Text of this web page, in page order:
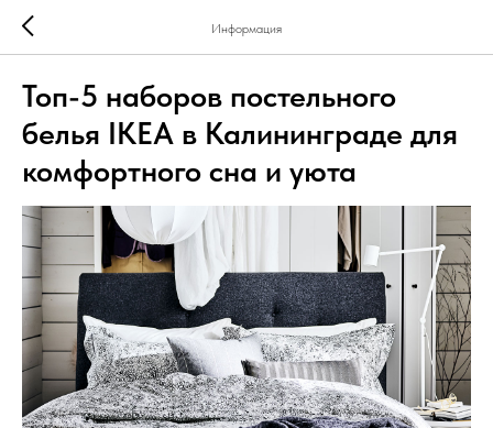
Информация
Топ-5 наборов постельного
белья IKEA в Калининграде для
комфортного сна и уюта